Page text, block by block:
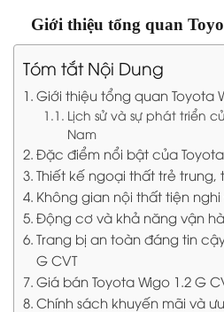
Giới thiệu tổng quan
Tóm tắt Nội Dung
Giới thiệu tổng quan Toyota
Lịch sử và sự phát triển
Nam
Đặc điểm nổi bật của Toyota
Thiết kế ngoại thất trẻ trung,
Không gian nội thất tiện
Động cơ và khả năng vận
Trang bị an toàn đáng tin
G CVT
Giá bán Toyota Wigo 1.2 G
Chính sách khuyến mãi và